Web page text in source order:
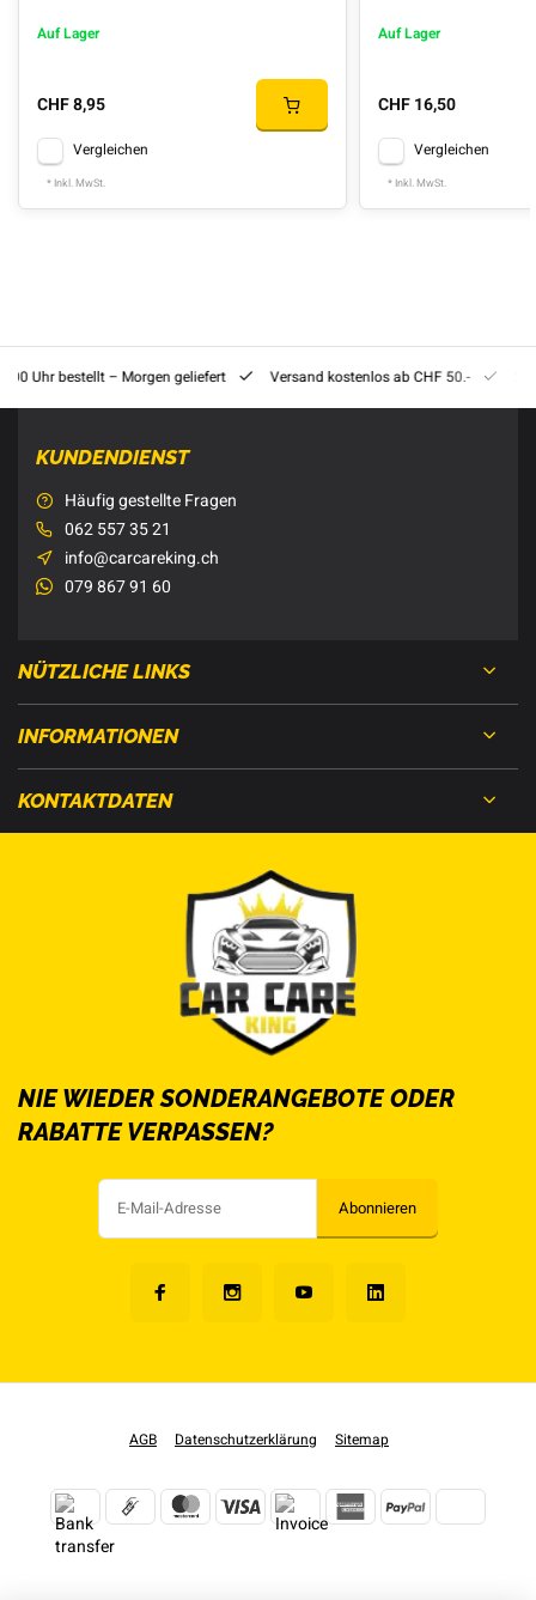
Auf Lager
CHF 8,95
Vergleichen
* Inkl. MwSt.
Auf Lager
CHF 16,50
Vergleichen
* Inkl. MwSt.
Uhr bestellt – Morgen geliefert Versand kostenlos ab CHF 50.-
KUNDENDIENST
Häufig gestellte Fragen
062 557 35 21
info@carcareking.ch
079 867 91 60
NÜTZLICHE LINKS
INFORMATIONEN
KONTAKTDATEN
NIE WIEDER SONDERANGEBOTE ODER
RABATTE VERPASSEN?
Abonnieren
AGB Datenschutzerklärung Sitemap